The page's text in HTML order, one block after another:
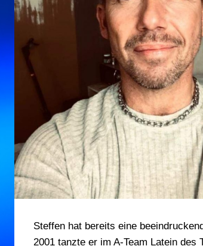
Steffen hat bereits eine
2001 tanzte er im A-Team Latein